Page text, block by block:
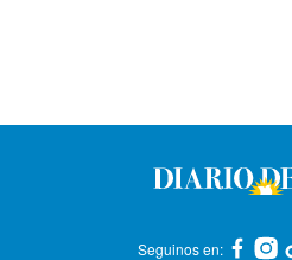
Seguinos en: